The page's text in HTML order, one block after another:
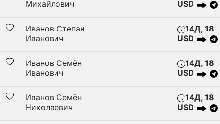
Михайлович
USD
Иванов Степан
Иванович
14Д, 18
USD
Иванов Семён
Иванович
14Д, 18
USD
Иванов Семён
Николаевич
14Д, 18
USD